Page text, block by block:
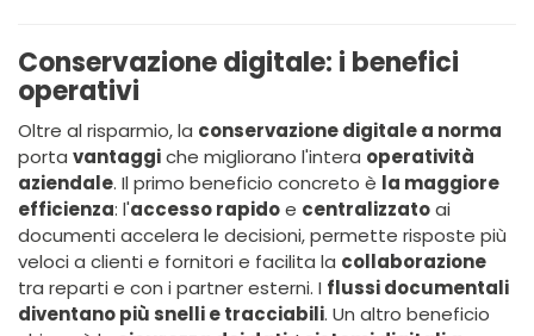
Conservazione digitale: i benefici
operativi
Oltre al risparmio, la conservazione digitale a norma
porta vantaggiche migliorano l'intera operatività
aziendale. Il primo beneficio concreto è la maggiore
efficienza: l'accesso rapidoe centralizzatoai
documenti accelera le decisioni, permette risposte più
veloci a clienti e fornitori e facilita la collaborazione
tra reparti e con i partner esterni. I flussi documentali
diventano più snelli e tracciabili. Un altro beneficio